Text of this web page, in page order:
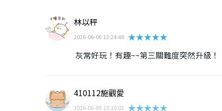
林以秤
2026-06-06 12:24:48 ★★★★★
灰常好玩！有趣~~第三關難度突然升級！
410112施觀愛
2026-06-05 15:10:02
★★★★★